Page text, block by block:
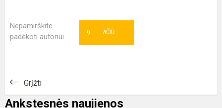
Nepamirškite
padėkoti autoriui
AČIŪ
9
Grįžti
Ankstesnės naujienos